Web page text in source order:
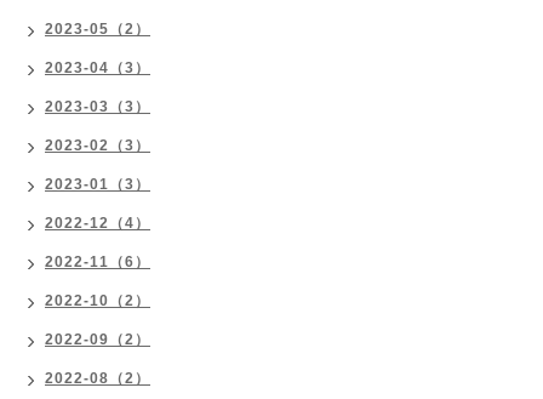
2023-05（2）
2023-04（3）
2023-03（3）
2023-02（3）
2023-01（3）
2022-12（4）
2022-11（6）
2022-10（2）
2022-09（2）
2022-08（2）